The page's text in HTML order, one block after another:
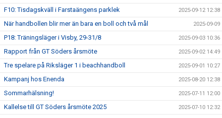
F10: Tisdagskväll i Farstaängens parklek 2025-09-12 12:38
När handbollen blir mer än bara en boll och två mål 2025-09-09
P18: Träningsläger i Visby, 29-31/8 2025-09-03 10:36
Rapport från GT Söders årsmöte 2025-09-02 14:49
Tre spelare på Riksläger 1 i beachhandboll 2025-09-01 10:27
Kampanj hos Enenda 2025-08-20 12:38
Sommarhälsning! 2025-07-11 12:00
Kallelse till GT Söders årsmöte 2025 2025-07-10 12:32